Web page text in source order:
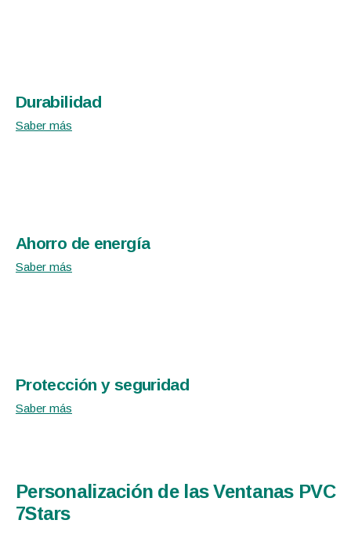
Durabilidad
Saber más
Ahorro de energía
Saber más
Protección y seguridad
Saber más
Personalización de las Ventanas PVC
7Stars